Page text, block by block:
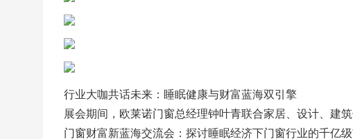
行业大咖共话未来：睡眠健康与财富蓝海双引擎
展会期间，欧莱诺门窗总经理钟叶青联合家居、设计、建
门窗财富新蓝海交流会：探讨睡眠经济下门窗行业的千亿